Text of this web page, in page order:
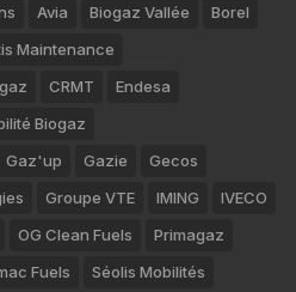
Avia Biogaz Vallée
Borel
Maintenance
CRMT
Endesa
Biogaz
Gaz'up Gazie
Gecos
Groupe VTE IMING
IVECO
OG Clean Fuels
Primagaz
Fuels Séolis Mobilités